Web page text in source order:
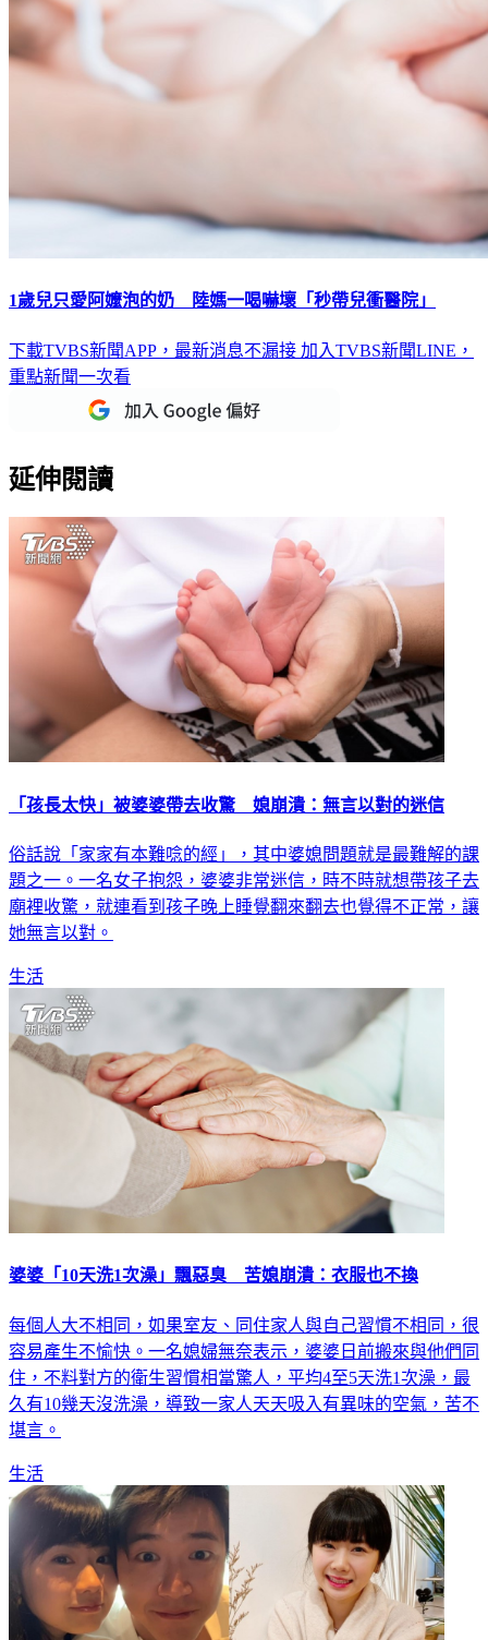
1歲兒只愛阿嬤泡的奶 陸媽一喝嚇壞「秒帶兒衝醫院」
下載TVBS新聞APP，最新消息不漏接 加入TVBS新聞LINE，
重點新聞一次看
延伸閱讀
「孩長太快」被婆婆帶去收驚 媳崩潰：無言以對的迷信
俗話說「家家有本難唸的經」，其中婆媳問題就是最難解的課
題之一。一名女子抱怨，婆婆非常迷信，時不時就想帶孩子去
廟裡收驚，就連看到孩子晚上睡覺翻來翻去也覺得不正常，讓
她無言以對。
生活
婆婆「10天洗1次澡」飄惡臭 苦媳崩潰：衣服也不換
每個人大不相同，如果室友、同住家人與自己習慣不相同，很
容易產生不愉快。一名媳婦無奈表示，婆婆日前搬來與他們同
住，不料對方的衛生習慣相當驚人，平均4至5天洗1次澡，最
久有10幾天沒洗澡，導致一家人天天吸入有異味的空氣，苦不
堪言。
生活